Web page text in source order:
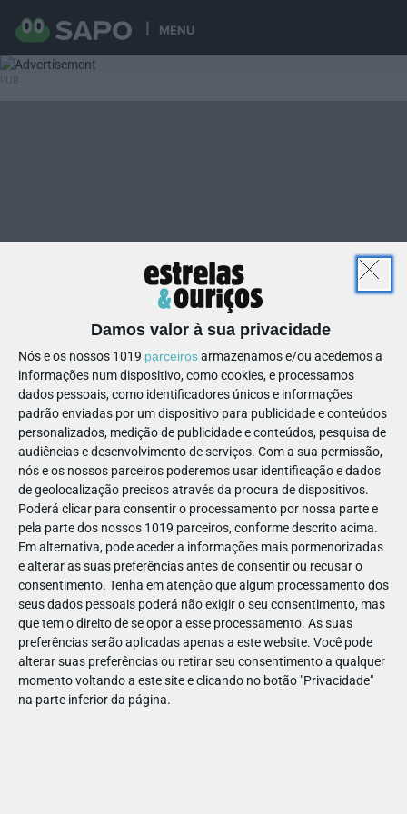
MENU
Damos valor à sua privacidade
Nós e os nossos 1019 parceirosarmazenamos e/ou acedemos a
informações num dispositivo, como cookies, e processamos
dados pessoais, como identificadores únicos e informações
padrão enviadas por um dispositivo para publicidade e conteúdos
personalizados, medição de publicidade e conteúdos, pesquisa de
audiências e desenvolvimento de serviços. Com a sua permissão,
nós e os nossos parceiros poderemos usar identificação e dados
de geolocalização precisos através da procura de dispositivos.
Poderá clicar para consentir o processamento por nossa parte e
pela parte dos nossos 1019 parceiros, conforme descrito acima.
Em alternativa, pode aceder a informações mais pormenorizadas
e alterar as suas preferências antes de consentir ou recusar o
consentimento. Tenha em atenção que algum processamento dos
seus dados pessoais poderá não exigir o seu consentimento, mas
que tem o direito de se opor a esse processamento. As suas
preferências serão aplicadas apenas a este website. Você pode
alterar suas preferências ou retirar seu consentimento a qualquer
momento voltando a este site e clicando no botão "Privacidade"
na parte inferior da página.
23
69900563010015